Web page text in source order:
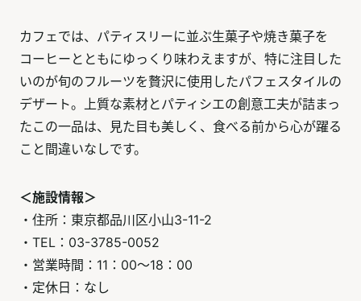
カフェでは、パティスリーに並ぶ生菓子や焼き菓子を
コーヒーとともにゆっくり味わえますが、特に注目した
いのが旬のフルーツを贅沢に使用したパフェスタイルの
デザート。上質な素材とパティシエの創意工夫が詰まっ
たこの一品は、見た目も美しく、食べる前から心が躍る
こと間違いなしです。
＜施設情報＞
・住所：東京都品川区小山3-11-2
・TEL：03-3785-0052
・営業時間：11：00～18：00
・定休日：なし